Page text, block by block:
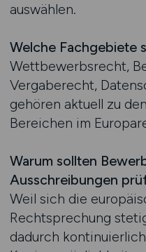
auswählen.
Welche Fachgebiete
Wettbewerbsrecht,
Vergaberecht,
gehören aktuell zu
Bereichen im
Warum sollten
Ausschreibungen
Weil sich die
Rechtsprechung
dadurch